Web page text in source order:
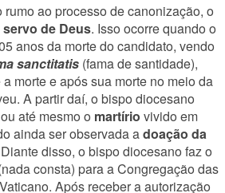
ao processo de canonização, o
servo de Deus. Isso ocorre quando o
anos da morte do candidato, vendo
sanctitatis (fama de santidade),
morte e após sua morte no meio da
A partir daí, o bispo diocesano
até mesmo o martírio vivido em
ainda ser observada adoação da
disso, o bispo diocesano faz o
consta) para a Congregação das
Após receber a autorização